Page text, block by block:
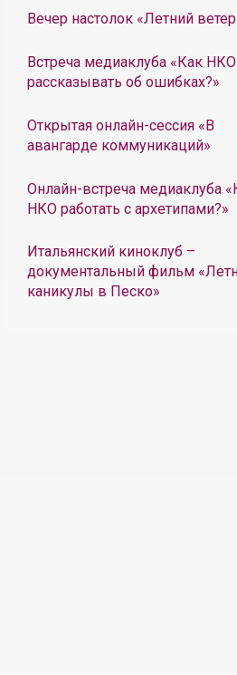
Вечер настолок «Летний
Встреча медиаклуба «Как НКО
рассказывать об ошибках?»
Открытая онлайн-сессия «В
авангарде коммуникаций»
Онлайн-встреча медиаклуба
НКО работать с архетипами?»
Итальянский киноклуб –
документальный фильм
каникулы в Песко»